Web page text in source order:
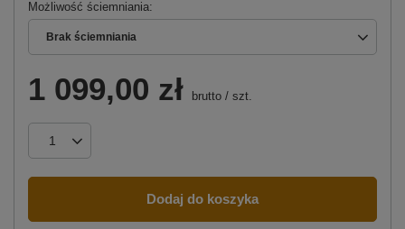
Możliwość ściemniania
Brak ściemniania
1 099,00 zł brutto / szt.
Dodaj do koszyka